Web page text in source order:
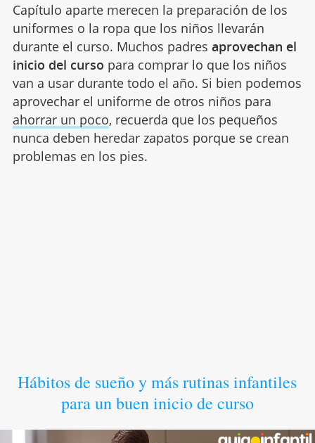
Capítulo aparte merecen la preparación de los
uniformes o la ropa que los niños llevarán
durante el curso. Muchos padres aprovechan el
inicio del curso para comprar lo que los niños
van a usar durante todo el año. Si bien podemos
aprovechar el uniforme de otros niños para
ahorrar un poco, recuerda que los pequeños
nunca deben heredar zapatos porque se crean
problemas en los pies.
Hábitos de sueño y más rutinas infantiles
para un buen inicio de curso